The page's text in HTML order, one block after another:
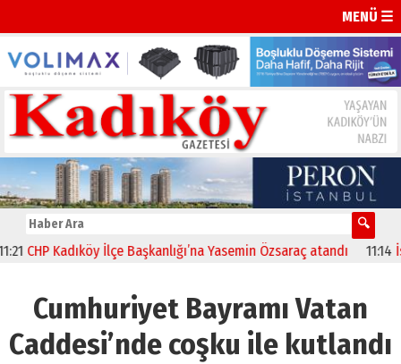
MENÜ ☰
Kadıköy İlçe Başkanlığı’na Yasemin Özsaraç atandı 11:14
Cumhuriyet Bayramı Vatan
Caddesi’nde coşku ile kutlandı